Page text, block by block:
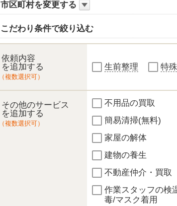
市区町村を変更する
こだわり条件で絞り込む
依頼内容
を追加する
（複数選択可）
生前整理 特
その他のサービス
を追加する
（複数選択可）
不用品の買取
簡易清掃(無料)
家屋の解体
建物の養生
不動産仲介・買取
作業スタッフの検
毒/マスク着用